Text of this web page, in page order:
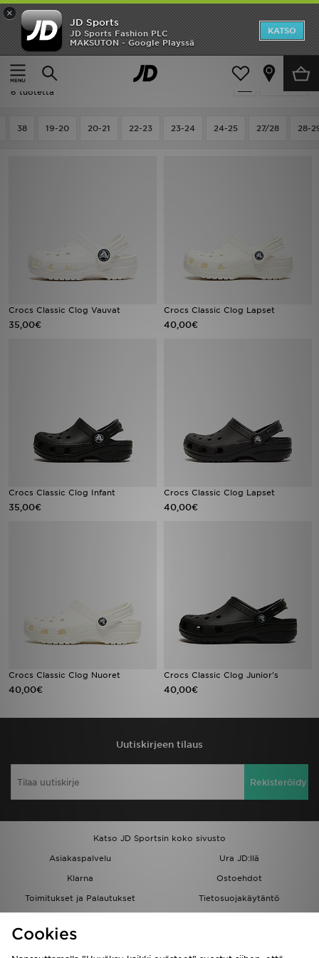
×
JD Sports
JD Sports Fashion PLC
MAKSUTON - Google Playssä
KATSO
Etusivu
Lapset
Suodata
Lapset - Outdoor - Crocs Classic
6 tuotetta
38 19-20 20-21 22-23 23-24 24-25 27/28 28-
Crocs Classic Clog Vauvat
35,00€
Crocs Classic Clog Lapset
40,00€
Crocs Classic Clog Infant
35,00€
Crocs Classic Clog Lapset
40,00€
Crocs Classic Clog Nuoret
40,00€
Crocs Classic Clog Junior's
40,00€
Uutiskirjeen tilaus
Rekisteröidy
Katso JD Sportsin koko sivusto
Asiakaspalvelu
Ura JD:llä
Klarna
Ostoehdot
Toimitukset ja Palautukset
Tietosuojakäytäntö
Löydä myymälä
Etusivu
Ale
Uutuudet
Tuotemerkit
Minun viestini
Cookies